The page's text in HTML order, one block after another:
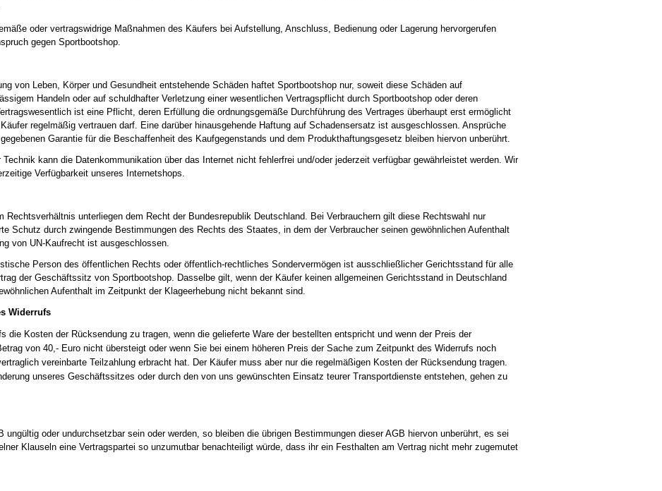
oder vertragswidrige Maßnahmen des Käufers bei Aufstellung, Anschluss, Bedienung oder Lagerung hervorgerufen
gegen Sportbootshop.
von Leben, Körper und Gesundheit entstehende Schäden haftet Sportbootshop nur, soweit diese Schäden auf
Handeln oder auf schuldhafter Verletzung einer wesentlichen Vertragspflicht durch Sportbootshop oder deren
ist eine Pflicht, deren Erfüllung die ordnungsgemäße Durchführung des Vertrages überhaupt erst ermöglicht
regelmäßig vertrauen darf. Eine darüber hinausgehende Haftung auf Schadensersatz ist ausgeschlossen. Ansprüche
Garantie für die Beschaffenheit des Kaufgegenstands und dem Produkthaftungsgesetz bleiben hiervon unberührt.
kann die Datenkommunikation über das Internet nicht fehlerfrei und/oder jederzeit verfügbar gewährleistet werden. Wir
Verfügbarkeit unseres Internetshops.
Rechtsverhältnis unterliegen dem Recht der Bundesrepublik Deutschland. Bei Verbrauchern gilt diese Rechtswahl nur
Schutz durch zwingende Bestimmungen des Rechts des Staates, in dem der Verbraucher seinen gewöhnlichen Aufenthalt
von UN-Kaufrecht ist ausgeschlossen.
Person des öffentlichen Rechts oder öffentlich-rechtliches Sondervermögen ist ausschließlicher Gerichtsstand für alle
der Geschäftssitz von Sportbootshop. Dasselbe gilt, wenn der Käufer keinen allgemeinen Gerichtsstand in Deutschland
Aufenthalt im Zeitpunkt der Klageerhebung nicht bekannt sind.
Widerrufs
die Kosten der Rücksendung zu tragen, wenn die gelieferte Ware der bestellten entspricht und wenn der Preis der
von 40,- Euro nicht übersteigt oder wenn Sie bei einem höheren Preis der Sache zum Zeitpunkt des Widerrufs noch
vereinbarte Teilzahlung erbracht hat. Der Käufer muss aber nur die regelmäßigen Kosten der Rücksendung tragen.
unseres Geschäftssitzes oder durch den von uns gewünschten Einsatz teurer Transportdienste entstehen, gehen zu
ungültig oder undurchsetzbar sein oder werden, so bleiben die übrigen Bestimmungen dieser AGB hiervon unberührt, es sei
Klauseln eine Vertragspartei so unzumutbar benachteiligt würde, dass ihr ein Festhalten am Vertrag nicht mehr zugemutet